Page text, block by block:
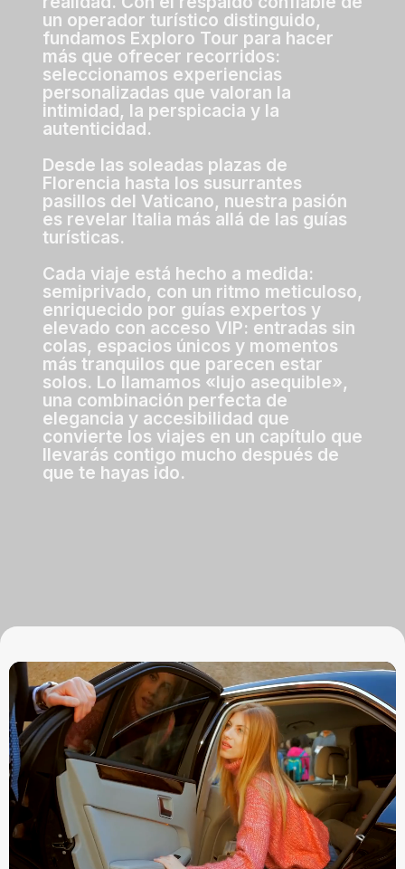
un operador turístico distinguido,
fundamos Exploro Tour para hacer
más que ofrecer recorridos:
seleccionamos experiencias
personalizadas que valoran la
intimidad, la perspicacia y la
autenticidad.
Desde las soleadas plazas de
Florencia hasta los susurrantes
pasillos del Vaticano, nuestra pasión
es revelar Italia más allá de las guías
turísticas.
Cada viaje está hecho a medida:
semiprivado, con un ritmo meticuloso,
enriquecido por guías expertos y
elevado con acceso VIP: entradas sin
colas, espacios únicos y momentos
más tranquilos que parecen estar
solos. Lo llamamos «lujo asequible»,
una combinación perfecta de
elegancia y accesibilidad que
convierte los viajes en un capítulo que
llevarás contigo mucho después de
que te hayas ido.